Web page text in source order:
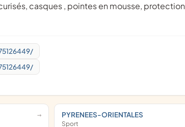
casques , pointes en mousse, protection
PYRENEES-ORIENTALES
Sport